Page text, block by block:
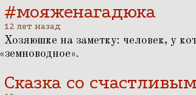
#мояженагадюка
12 лет назад
Хозяюшке на заметку: человек, у
«земноводное».
Сказка со